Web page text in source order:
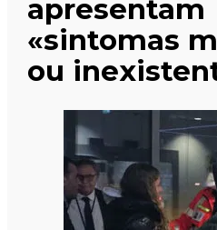
apresentam
«sintomas
ou